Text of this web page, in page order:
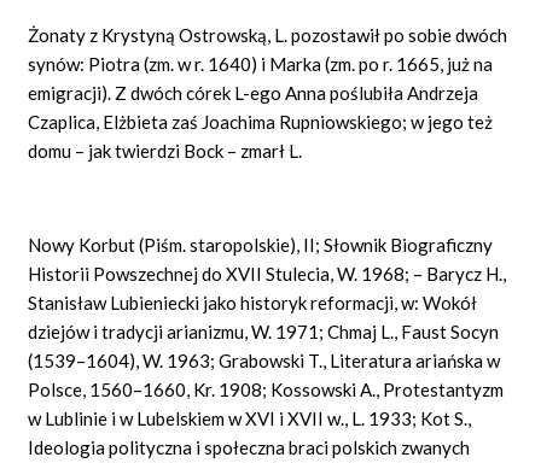
Żonaty z Krystyną Ostrowską, L. pozostawił po sobie dwóch
synów: Piotra (zm. w r. 1640) i Marka (zm. po r. 1665, już na
emigracji). Z dwóch córek L-ego Anna poślubiła Andrzeja
Czaplica, Elżbieta zaś Joachima Rupniowskiego; w jego też
domu – jak twierdzi Bock – zmarł L.
Nowy Korbut (Piśm. staropolskie), II; Słownik Biograficzny
Historii Powszechnej do XVII Stulecia, W. 1968; – Barycz H.,
Stanisław Lubieniecki jako historyk reformacji, w: Wokół
dziejów i tradycji arianizmu, W. 1971; Chmaj L., Faust Socyn
(1539–1604), W. 1963; Grabowski T., Literatura ariańska w
Polsce, 1560–1660, Kr. 1908; Kossowski A., Protestantyzm
w Lublinie i w Lubelskiem w XVI i XVII w., L. 1933; Kot S.,
Ideologia polityczna i społeczna braci polskich zwanych